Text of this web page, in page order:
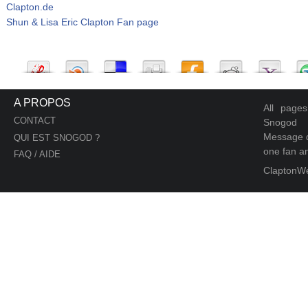
Clapton.de
Shun & Lisa Eric Clapton Fan page
A PROPOS
CONTACT
QUI EST SNOGOD ?
FAQ / AIDE
All
Snogod
Message
one fan